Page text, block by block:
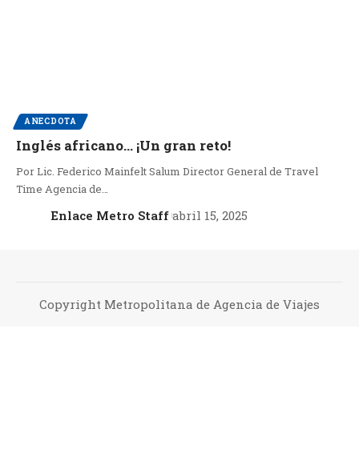
ANECDOTA
Inglés africano… ¡Un gran reto!
Por Lic. Federico Mainfelt Salum Director General de Travel
Time Agencia de…
Enlace Metro Staff abril 15, 2025
Copyright Metropolitana de Agencia de Viajes